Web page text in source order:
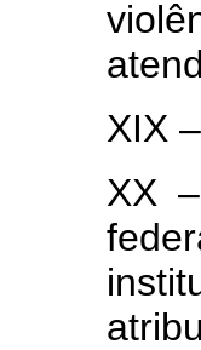
XIX
XX